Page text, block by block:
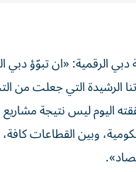
الرقمية: «ان تبوّؤ
التي جعلت من
اليوم ليس نتيجة
وبين القطاعات